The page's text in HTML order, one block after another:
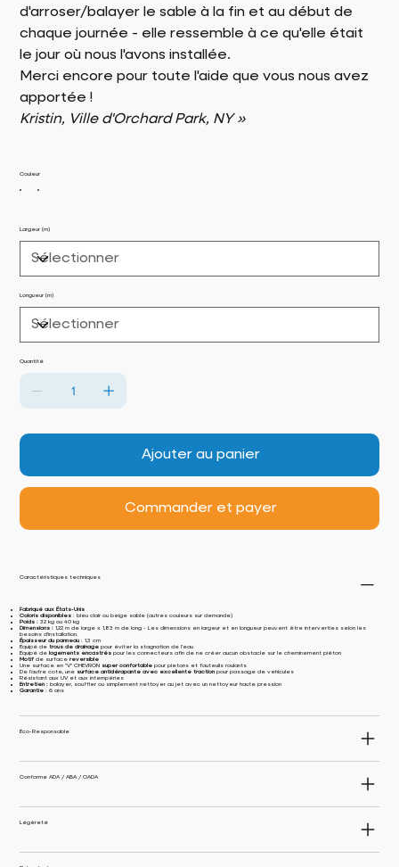
d'arroser/balayer le sable à la fin et au début de
chaque journée - elle ressemble à ce qu'elle était
le jour où nous l'avons installée.
Merci encore pour toute l'aide que vous nous avez
apportée !
Kristin, Ville d'Orchard Park, NY »
Couleur
Largeur (m)
Longueur (m)
Quantité
Ajouter au panier
Commander et payer
Caractéristiques techniques
Fabriqué aux États-Unis
Coloris disponibles : bleu clair ou beige sable (autres couleurs sur demande)
Poids :32 kg ou 40 kg
Dimensions :1,22 m de large x 1,83 m de long - Les dimensions en largeur et en longueur peuvent être interverties selon les
besoins d’installation.
Épaisseur du panneau : 1,3 cm
Équipé detrous de drainage pour éviter la stagnation de l’eau
Équipé delogements encastrés pour les connecteurs afin de ne créer aucun obstacle sur le cheminement piéton
Motif de surfacereversible
Une surface en "V" CHEVRON super confortable pour pietons et fauteuils roulants
De l'autre cote, une surface antidérapante avec excellente traction pour passage de vehicules
Résistant aux UV et aux intempéries
Entretien : balayer, souffler ou simplement nettoyer au jet avec un nettoyeur haute pression
Garantie : 6 ans
Éco-Responsable
Conforme ADA / ABA / OADA
Légèreté